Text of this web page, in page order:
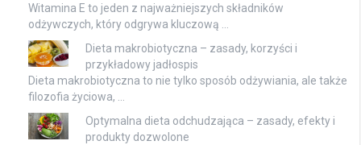
Witamina E to jeden z najważniejszych składników
odżywczych, który odgrywa kluczową …
Dieta makrobiotyczna – zasady, korzyści i
przykładowy jadłospis
Dieta makrobiotyczna to nie tylko sposób odżywiania, ale także
filozofia życiowa, …
Optymalna dieta odchudzająca – zasady, efekty i
produkty dozwolone